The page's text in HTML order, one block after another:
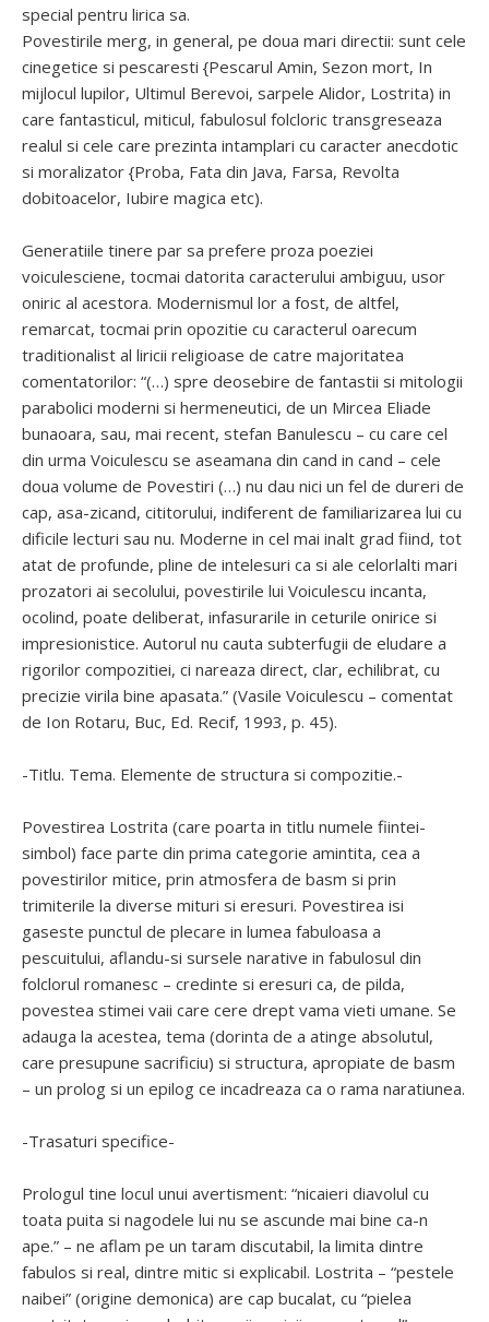
special pentru lirica sa.
Povestirile merg, in general, pe doua mari directii: sunt cele
cinegetice si pescaresti {Pescarul Amin, Sezon mort, In
mijlocul lupilor, Ultimul Berevoi, sarpele Alidor, Lostrita) in
care fantasticul, miticul, fabulosul folcloric transgreseaza
realul si cele care prezinta intamplari cu caracter anecdotic
si moralizator {Proba, Fata din Java, Farsa, Revolta
dobitoacelor, Iubire magica etc).
Generatiile tinere par sa prefere proza poeziei
voiculesciene, tocmai datorita caracterului ambiguu, usor
oniric al acestora. Modernismul lor a fost, de altfel,
remarcat, tocmai prin opozitie cu caracterul oarecum
traditionalist al liricii religioase de catre majoritatea
comentatorilor: “(…) spre deosebire de fantastii si mitologii
parabolici moderni si hermeneutici, de un Mircea Eliade
bunaoara, sau, mai recent, stefan Banulescu – cu care cel
din urma Voiculescu se aseamana din cand in cand – cele
doua volume de Povestiri (…) nu dau nici un fel de dureri de
cap, asa-zicand, cititorului, indiferent de familiarizarea lui cu
dificile lecturi sau nu. Moderne in cel mai inalt grad fiind, tot
atat de profunde, pline de intelesuri ca si ale celorlalti mari
prozatori ai secolului, povestirile lui Voiculescu incanta,
ocolind, poate deliberat, infasurarile in ceturile onirice si
impresionistice. Autorul nu cauta subterfugii de eludare a
rigorilor compozitiei, ci nareaza direct, clar, echilibrat, cu
precizie virila bine apasata.” (Vasile Voiculescu – comentat
de Ion Rotaru, Buc, Ed. Recif, 1993, p. 45).
-Titlu. Tema. Elemente de structura si compozitie.-
Povestirea Lostrita (care poarta in titlu numele fiintei-
simbol) face parte din prima categorie amintita, cea a
povestirilor mitice, prin atmosfera de basm si prin
trimiterile la diverse mituri si eresuri. Povestirea isi
gaseste punctul de plecare in lumea fabuloasa a
pescuitului, aflandu-si sursele narative in fabulosul din
folclorul romanesc – credinte si eresuri ca, de pilda,
povestea stimei vaii care cere drept vama vieti umane. Se
adauga la acestea, tema (dorinta de a atinge absolutul,
care presupune sacrificiu) si structura, apropiate de basm
– un prolog si un epilog ce incadreaza ca o rama naratiunea.
-Trasaturi specifice-
Prologul tine locul unui avertisment: “nicaieri diavolul cu
toata puita si nagodele lui nu se ascunde mai bine ca-n
ape.” – ne aflam pe un taram discutabil, la limita dintre
fabulos si real, dintre mitic si explicabil. Lostrita – “pestele
naibei” (origine demonica) are cap bucalat, cu “pielea